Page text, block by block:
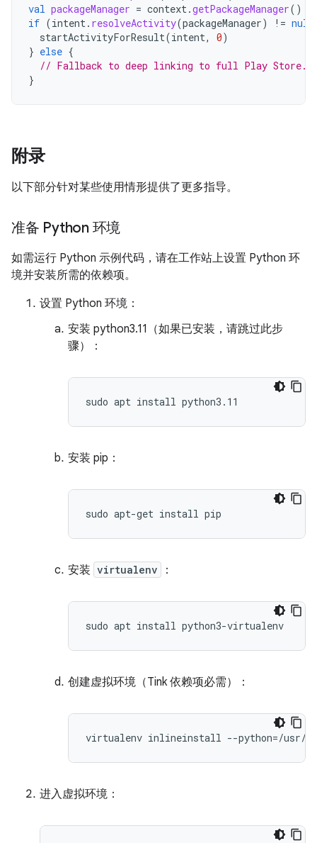
val packageManager = context.getPackageManager()
if (intent. resolveActivity(packageManager) != null
startActivityForResult(intent, 0)
} else {
// Fallback to deep linking to full Play Store.
}
附录
以下部分针对某些使用情形提供了更多指导。
准备 Python 环境
如需运行 Python 示例代码，请在工作站上设置 Python 环
境并安装所需的依赖项。
设置 Python 环境：
安装 python3.11（如果已安装，请跳过此步
骤）：
安装 pip：
安装 virtualenv ：
创建虚拟环境（Tink 依赖项必需）：
进入虚拟环境：